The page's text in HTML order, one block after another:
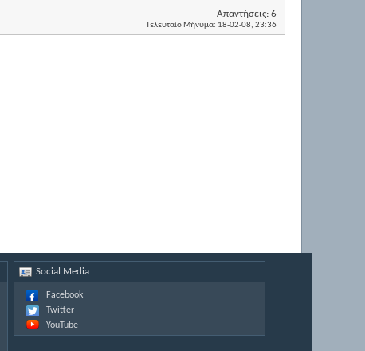
Απαντήσεις:6
Τελευταίο Μήνυμα: 18-02-08, 23:36
Social Media
Facebook
Twitter
YouTube